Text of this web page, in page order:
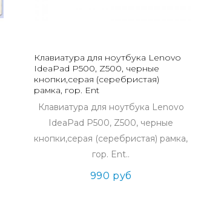
Клавиатура для ноутбука Lenovo
IdeaPad P500, Z500, черные
кнопки,серая (серебристая)
рамка, гор. Ent
Клавиатура для ноутбука Lenovo
IdeaPad P500, Z500, черные
кнопки,серая (серебристая) рамка,
гор. Ent..
990 руб